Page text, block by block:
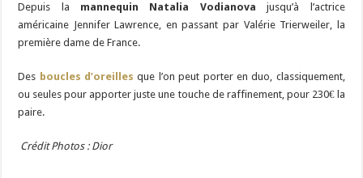
Depuis la mannequin Natalia Vodianova jusqu’à l’actrice
américaine Jennifer Lawrence, en passant par Valérie Trierweiler, la
première dame de France.
Des boucles d’oreilles que l’on peut porter en duo, classiquement,
ou seules pour apporter juste une touche de raffinement, pour 230€ la
paire.
Crédit Photos : Dior